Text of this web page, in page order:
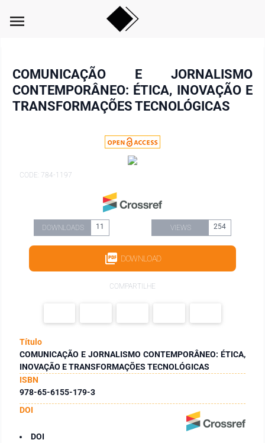
menu
COMUNICAÇÃO E JORNALISMO
CONTEMPORÂNEO: ÉTICA, INOVAÇÃO E
TRANSFORMAÇÕES TECNOLÓGICAS
CODE: 784-1197
DOWNLOADS 11 VIEWS 254
DOWNLOAD
COMPARTILHE
Título
COMUNICAÇÃO E JORNALISMO CONTEMPORÂNEO: ÉTICA,
INOVAÇÃO E TRANSFORMAÇÕES TECNOLÓGICAS
ISBN
978-65-6155-179-3
DOI
DOI